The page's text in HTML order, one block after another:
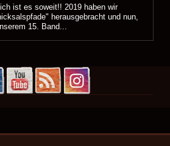
ist es soweit!! 2019 haben wir
herausgebracht und nun,
15. Band...